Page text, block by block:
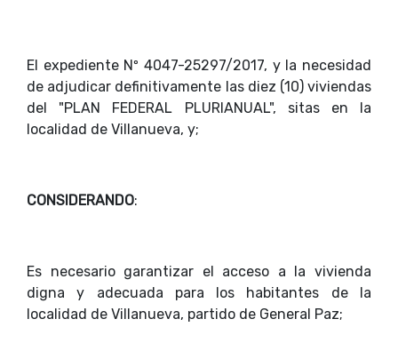
El expediente Nº 4047-25297/2017, y la necesidad
de adjudicar definitivamente las diez (10) viviendas
del "PLAN FEDERAL PLURIANUAL", sitas en la
localidad de Villanueva, y;
CONSIDERANDO:
Es necesario garantizar el acceso a la vivienda
digna y adecuada para los habitantes de la
localidad de Villanueva, partido de General Paz;